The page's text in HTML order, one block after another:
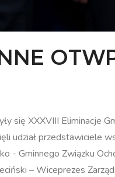
się XXXVIII Eliminacje
udział przedstawiciele
- Gminnego Związku
– Wiceprezes